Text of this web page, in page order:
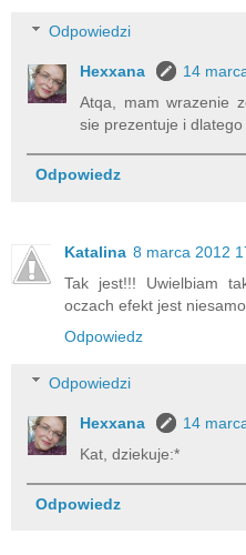
Odpowiedzi
Hexxana
14
Atqa, mam wrazenie
sie prezentuje i
Odpowiedz
Katalina 8 marca 2012
Tak jest!!! Uwielbiam
oczach efekt jest
Odpowiedz
Odpowiedzi
Hexxana
14
Kat, dziekuje:*
Odpowiedz